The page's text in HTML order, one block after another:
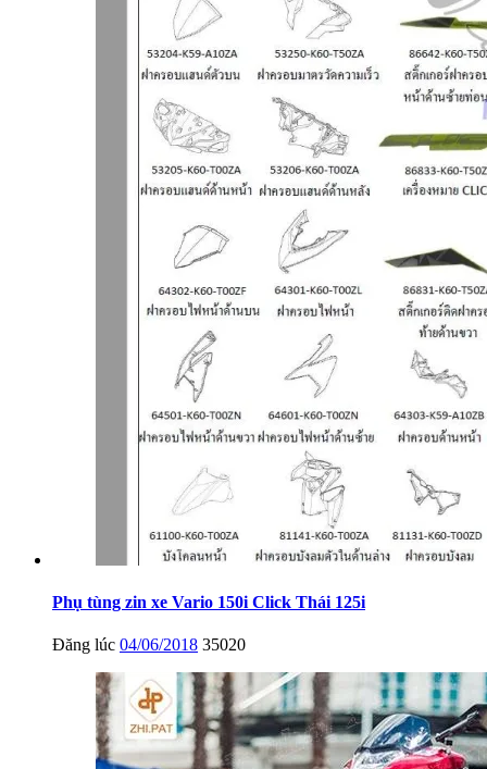
Phụ tùng zin xe Vario 150i Click Thái 125i
Đăng lúc 04/06/2018 35020